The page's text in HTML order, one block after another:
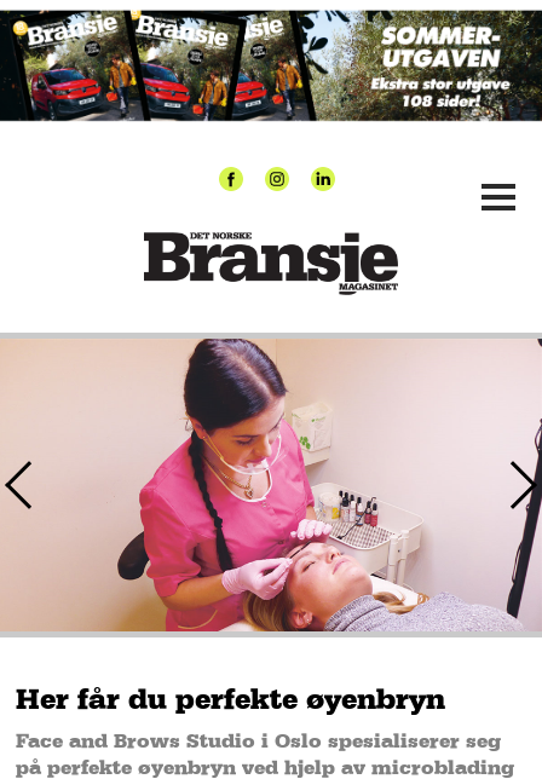
Her får du perfekte øyenbryn
Face and Brows Studio i Oslo spesialiserer seg
på perfekte øyenbryn ved hjelp av microblading